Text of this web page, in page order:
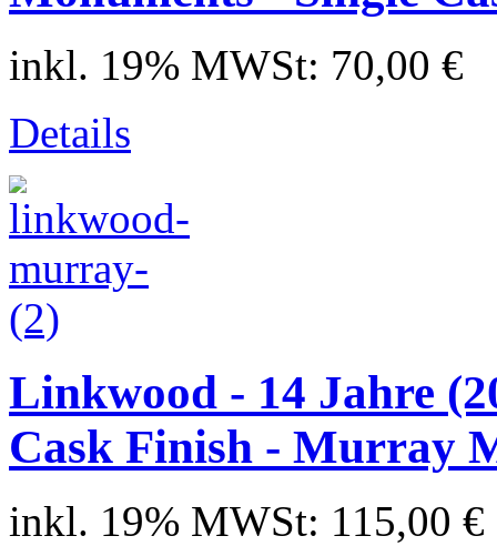
inkl. 19% MWSt: 70,00 €
Details
Linkwood - 14 Jahre
Cask Finish - Murray
inkl. 19% MWSt: 115,00 €